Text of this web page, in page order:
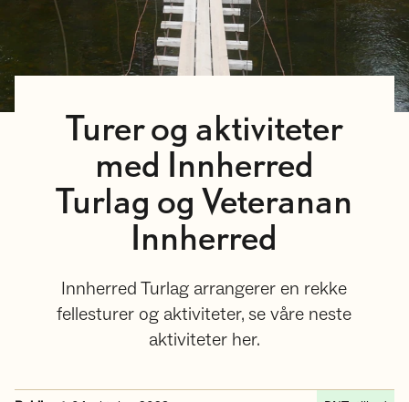
Turer og aktiviteter
med Innherred
Turlag og Veteranan
Innherred
Innherred Turlag arrangerer en rekke
fellesturer og aktiviteter, se våre neste
aktiviteter her.